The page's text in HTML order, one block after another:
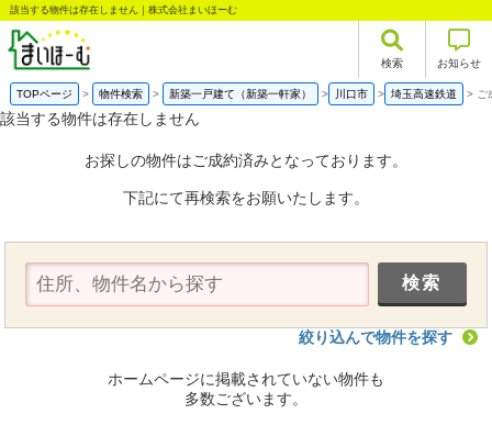
該当する物件は存在しません｜株式会社まいほーむ
検索 お知らせ
TOPページ 物件検索 新築一戸建て（新築一軒家） 川口市 埼玉高速鉄道 ご
該当する物件は存在しません
お探しの物件はご成約済みとなっております。
下記にて再検索をお願いたします。
絞り込んで物件を探す
ホームページに掲載されていない物件も
多数ございます。